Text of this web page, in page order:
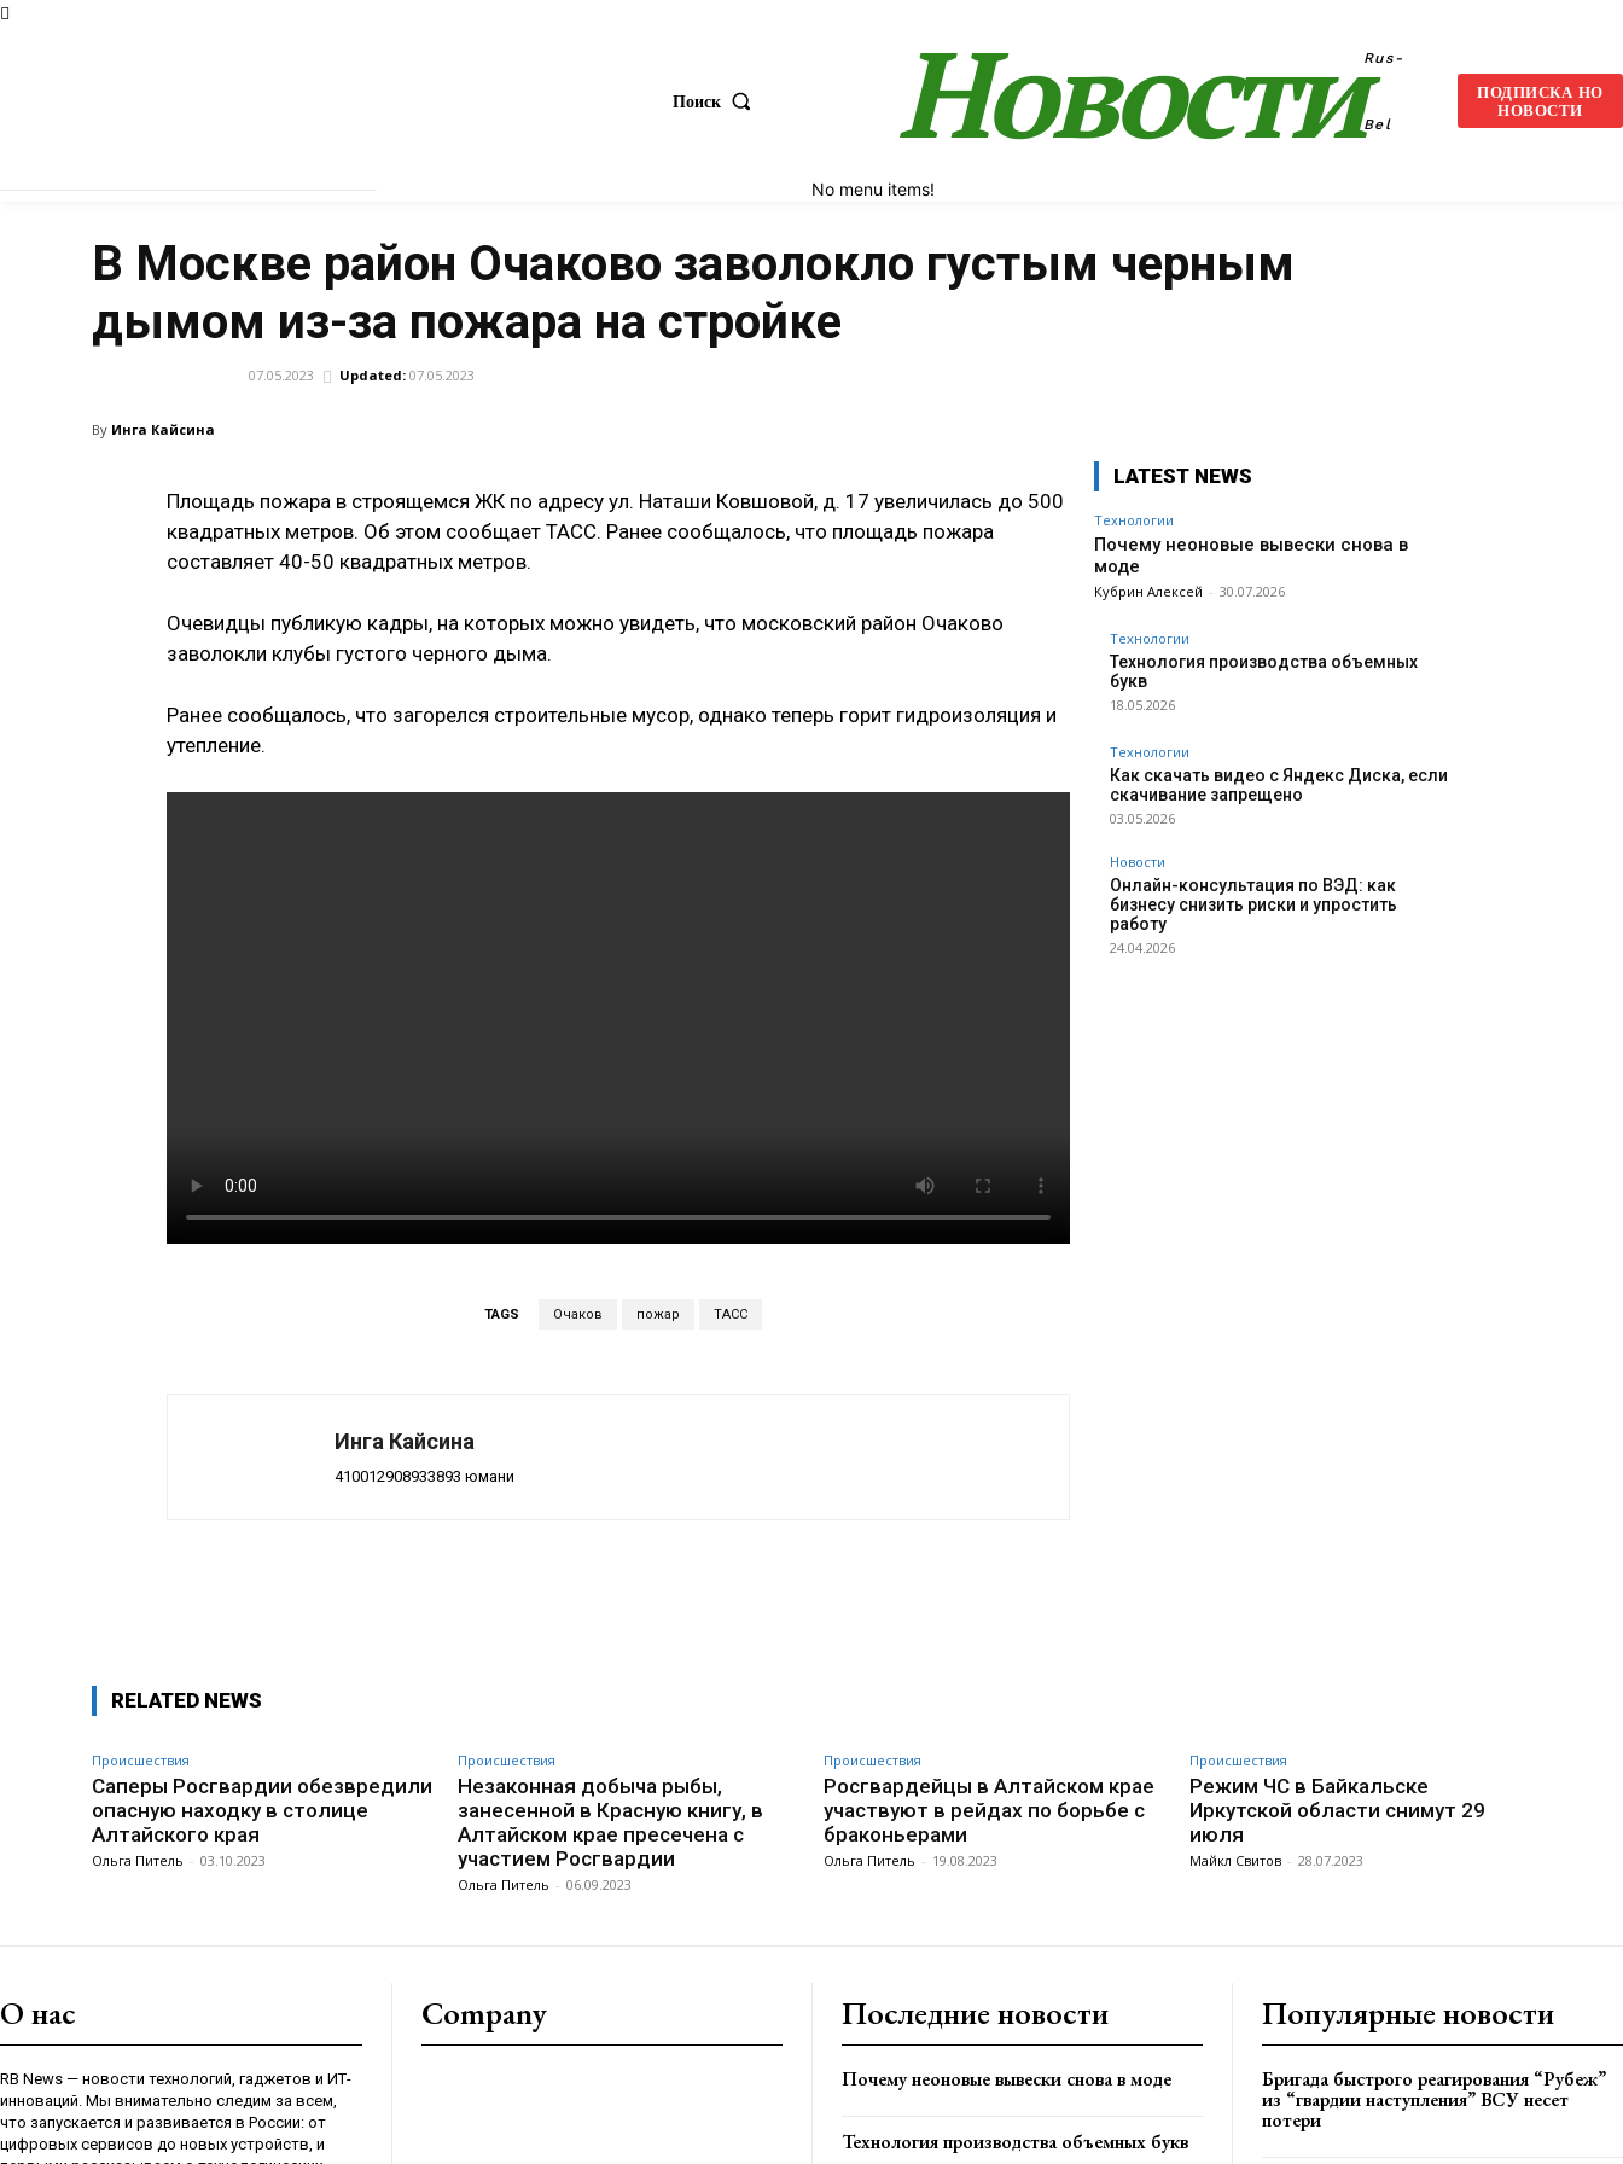
Поиск НовостиRus-
Bel
ПОДПИСКА НО
НОВОСТИ
No menu items!
В Москве район Очаково заволокло густым черным
дымом из-за пожара на стройке
07.05.2023 Updated: 07.05.2023
By Инга Кайсина
Площадь пожара в строящемся ЖК по адресу ул. Наташи Ковшовой, д. 17 увеличилась до 500
квадратных метров. Об этом сообщает ТАСС. Ранее сообщалось, что площадь пожара
составляет 40-50 квадратных метров.
Очевидцы публикую кадры, на которых можно увидеть, что московский район Очаково
заволокли клубы густого черного дыма.
Ранее сообщалось, что загорелся строительные мусор, однако теперь горит гидроизоляция и
утепление.
TAGS Очаков пожар ТАСС
Инга Кайсина
410012908933893 юмани
LATEST NEWS
Технологии
Почему неоновые вывески снова в
моде
Кубрин Алексей - 30.07.2026
Технологии
Технология производства объемных
букв
18.05.2026
Технологии
Как скачать видео с Яндекс Диска, если
скачивание запрещено
03.05.2026
Новости
Онлайн-консультация по ВЭД: как
бизнесу снизить риски и упростить
работу
24.04.2026
RELATED NEWS
Происшествия
Саперы Росгвардии обезвредили
опасную находку в столице
Алтайского края
Ольга Питель - 03.10.2023
Происшествия
Незаконная добыча рыбы,
занесенной в Красную книгу, в
Алтайском крае пресечена с
участием Росгвардии
Ольга Питель - 06.09.2023
Происшествия
Росгвардейцы в Алтайском крае
участвуют в рейдах по борьбе с
браконьерами
Ольга Питель - 19.08.2023
Происшествия
Режим ЧС в Байкальске
Иркутской области снимут 29
июля
Майкл Свитов - 28.07.2023
О нас
RB News — новости технологий, гаджетов и ИТ-
инноваций. Мы внимательно следим за всем,
что запускается и развивается в России: от
цифровых сервисов до новых устройств, и
Company Последние новости
Почему неоновые вывески снова в моде
Технология производства объемных букв
Популярные новости
Бригада быстрого реагирования “Рубеж”
из “гвардии наступления” ВСУ несет
потери